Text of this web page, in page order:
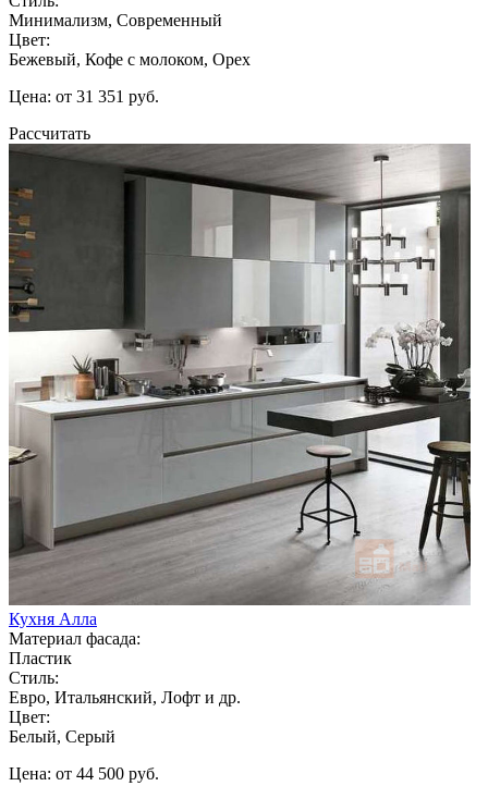
Минимализм, Современный
Цвет:
Бежевый, Кофе с молоком, Орех
Цена: от 31 351 руб.
Рассчитать
Кухня Алла
Материал фасада:
Пластик
Стиль:
Евро, Итальянский, Лофт и др.
Цвет:
Белый, Серый
Цена: от 44 500 руб.